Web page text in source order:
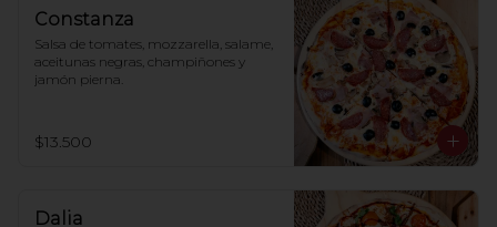
Constanza
Salsa de tomates, mozzarella, salame,
aceitunas negras, champiñones y
jamón pierna.
$13.500
Dalia